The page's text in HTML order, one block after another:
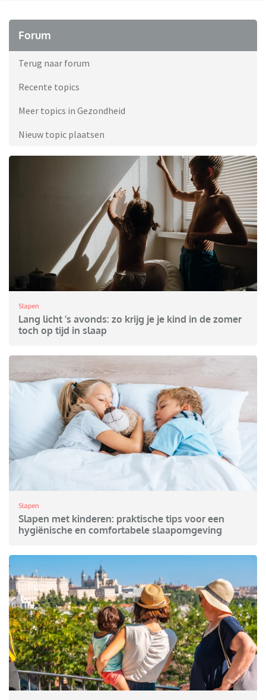
Forum
Terug naar forum
Recente topics
Meer topics in Gezondheid
Nieuw topic plaatsen
Slapen
Lang licht ’s avonds: zo krijg je je kind in de zomer
toch op tijd in slaap
Slapen
Slapen met kinderen: praktische tips voor een
hygiënische en comfortabele slaapomgeving